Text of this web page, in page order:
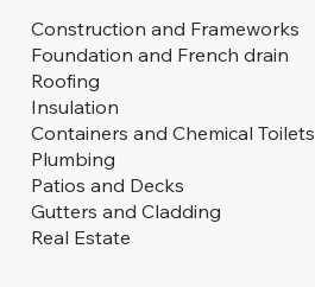
Construction and Frameworks
Foundation and French drain
Roofing
Insulation
Containers and Chemical Toilets
Plumbing
Patios and Decks
Gutters and Cladding
Real Estate